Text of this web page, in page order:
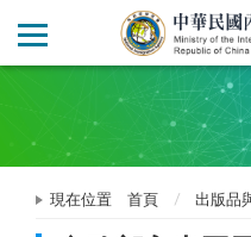
現在位置 首頁 出版品